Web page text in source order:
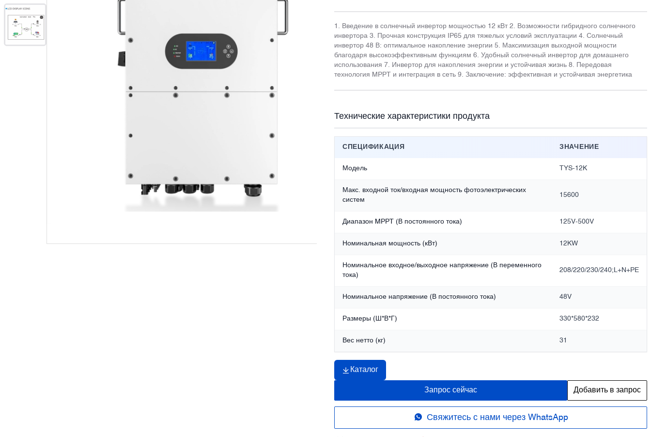
1. Введение в солнечный инвертор мощностью 12 кВт 2. Возможности гибридного солнечного
инвертора 3. Прочная конструкция IP65 для тяжелых условий эксплуатации 4. Солнечный
инвертор 48 В: оптимальное накопление энергии 5. Максимизация выходной мощности
благодаря высокоэффективным функциям 6. Удобный солнечный инвертор для домашнего
использования 7. Инвертор для накопления энергии и устойчивая жизнь 8. Передовая
технология MPPT и интеграция в сеть 9. Заключение: эффективная и устойчивая энергетика
Технические характеристики продукта
СПЕЦИФИКАЦИЯ ЗНАЧЕНИЕ
Модель TYS-12K
Макс. входной ток/входная мощность фотоэлектрических
систем
15600
Диапазон MPPT (В постоянного тока) 125V-500V
Номинальная мощность (кВт) 12KW
Номинальное входное/выходное напряжение (В переменного
тока)
208/220/230/240;L+N+PE
Номинальное напряжение (В постоянного тока) 48V
Размеры (Ш*В*Г) 330*580*232
Вес нетто (кг) 31
Каталог
Запрос сейчас Добавить в запрос
Свяжитесь с нами через WhatsApp